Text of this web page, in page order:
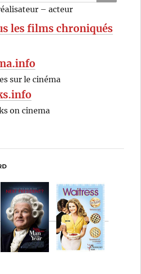
– acteur
les films chroniqués
sur le cinéma
on cinema